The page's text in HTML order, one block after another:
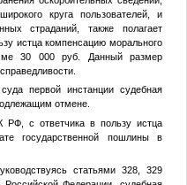
круга пользователей, и
страданий, также полагает
истца компенсацию морального
30 000 руб. Данный размер
первой инстанции судебная
отмене.
РФ, с ответчика в пользу истца
государственной пошлины в
статьями 328, 329